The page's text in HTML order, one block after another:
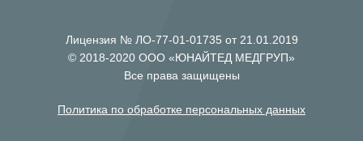
Лицензия № ЛО-77-01-01735 от 21.01.2019
© 2018-2020 ООО «ЮНАЙТЕД МЕДГРУП»
Все права защищены
Политика по обработке персональных данных